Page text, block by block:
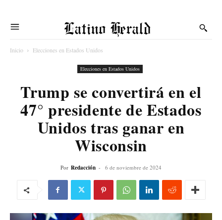
Latino Herald
Inicio Elecciones en Estados Unidos
Elecciones en Estados Unidos
Trump se convertirá en el
47° presidente de Estados
Unidos tras ganar en
Wisconsin
Por Redacción - 6 de noviembre de 2024